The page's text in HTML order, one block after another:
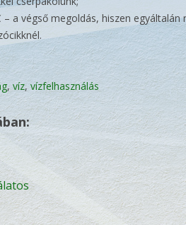
a végső megoldás, hiszen egyáltalán
, víz, vízfelhasználás